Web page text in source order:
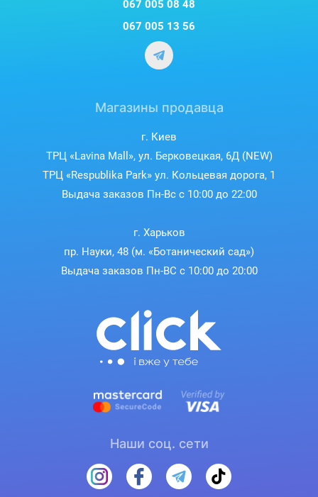
067 005 08 48
067 005 13 56
Магазины продавца
г. Киев
ТРЦ «Lavina Mall», ул. Берковецкая, 6Д (NEW)
ТРЦ «Respublika Park» ул. Кольцевая дорога, 1
Выдача заказов Пн-Вс с 10:00 до 22:00
г. Харьков
пр. Науки, 48 (м. «Ботанический сад»)
Выдача заказов Пн-ВС с 10:00 до 20:00
Наши соц. сети